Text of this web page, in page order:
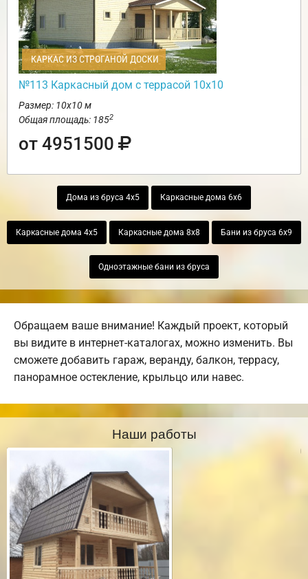
КАРКАС ИЗ СТРОГАНОЙ ДОСКИ
№113 Каркасный дом с террасой 10х10
Размер: 10х10 м
Общая площадь: 1852
от 4951500
Дома из бруса 4х5 Каркасные дома 6х6
Каркасные дома 4х5 Каркасные дома 8х8 Бани из бруса 6х9
Одноэтажные бани из бруса
Обращаем ваше внимание! Каждый проект, который
вы видите в интернет-каталогах, можно изменить. Вы
сможете добавить гараж, веранду, балкон, террасу,
панорамное остекление, крыльцо или навес.
Наши работы